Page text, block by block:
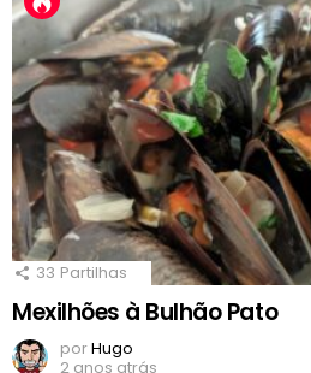
33 Partilhas
Mexilhões à Bulhão Pato
porHugo
2 anos atrás